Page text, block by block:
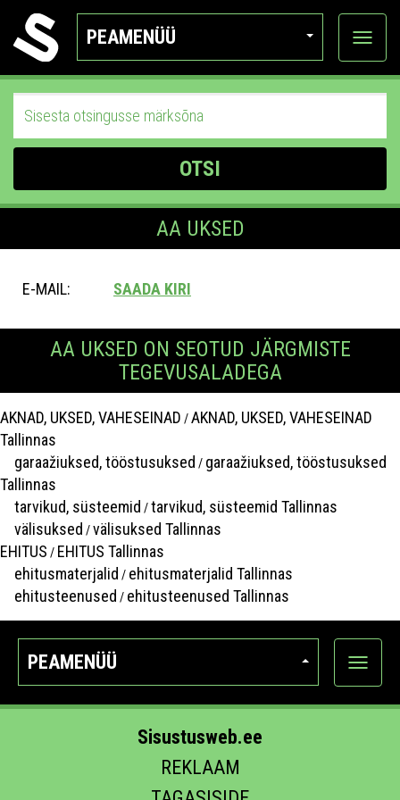
PEAMENÜÜ
Ava
OTSI
AA UKSED
E-MAIL: SAADA KIRI
AA UKSED ON SEOTUD JÄRGMISTE
TEGEVUSALADEGA
AKNAD, UKSED, VAHESEINAD /AKNAD, UKSED, VAHESEINAD
Tallinnas
garaažiuksed, tööstusuksed / garaažiuksed, tööstusuksed
Tallinnas
tarvikud, süsteemid /tarvikud, süsteemid Tallinnas
välisuksed /välisuksed Tallinnas
EHITUS / EHITUS Tallinnas
ehitusmaterjalid / ehitusmaterjalid Tallinnas
ehitusteenused / ehitusteenused Tallinnas
PEAMENÜÜ
Ava
Sisustusweb.ee
REKLAAM